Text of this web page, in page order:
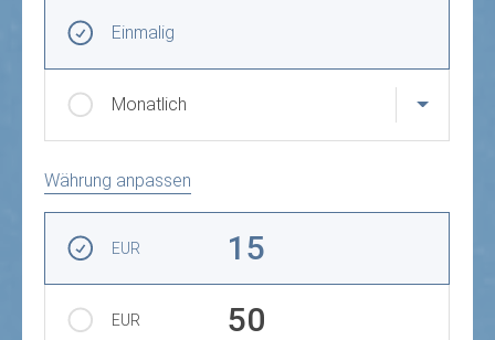
Einmalig
Monatlich
Währung anpassen
EUR 15
EUR 50